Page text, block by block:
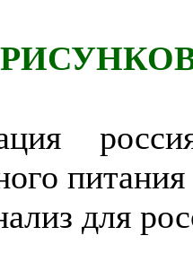
питания
для